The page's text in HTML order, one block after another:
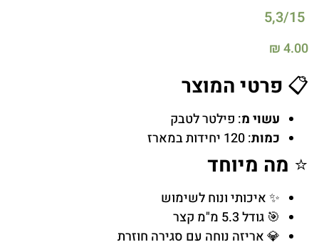
5,3/15
₪4.00
📋 פרטי המוצר
עשוי מ: פילטר לטבק
כמות: 120 יחידות במארז
⭐ מה מיוחד
✨ איכותי ונוח לשימוש
🎯 גודל 5.3 מ"מ קצר
💎 אריזה נוחה עם סגירה חוזרת